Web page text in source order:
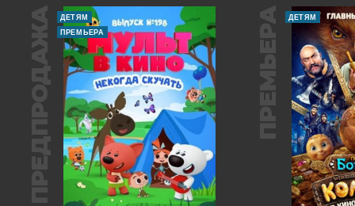
ПРЕДПРОДАЖА
ДЕТЯМ
ПРЕМЬЕРА
ПРЕМЬЕРА ДЕТЯМ